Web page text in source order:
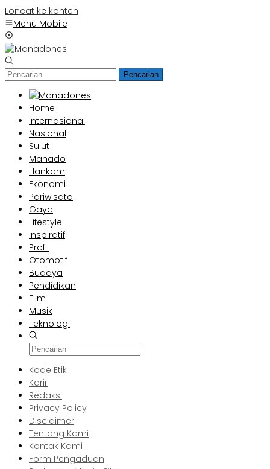
Loncat ke konten
Menu Mobile
Pencarian
Home
Internasional
Nasional
Sulut
Manado
Hankam
Ekonomi
Pariwisata
Gaya
Lifestyle
Inspiratif
Profil
Otomotif
Budaya
Pendidikan
Film
Musik
Teknologi
Kode Etik
Karir
Redaksi
Privacy Policy
Disclaimer
Tentang Kami
Kontak Kami
Form Pengaduan